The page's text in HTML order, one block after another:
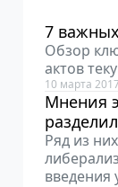
7
Обзор
актов
10 марта 2017
Мнения
Ряд из
введения